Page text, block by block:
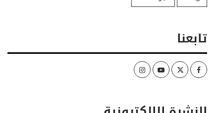
تابعنا
Facebook
Twitter
Youtube
Instagram